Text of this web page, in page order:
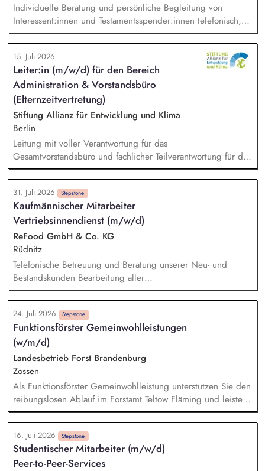
Individuelle Beratung und persönliche Begleitung von
Interessent:innen und Testamentsspender:innen telefonisch,
per E-Mail sowie bei persönlichen Gesprächen. Strategische
Weiterentwicklung des Erbschaftsfundraisings und der Donor
Journeys – von der Lead-Akquise über Stewardship bis hin
zur individuellen Förder:innen-Kommunikation. Systematische
Planung, Steuerung und Umsetzung von Werbemaßnahmen,
Nachlass-Mailings oder Telefonie-Aktionen sowie die
Durchführung von analogen und digitalen Veranstaltungen.
15. Juli 2026
Leiter:in (m/w/d) für den Bereich
Administration & Vorstandsbüro
(Elternzeitvertretung)
Stiftung Allianz für Entwicklung und Klima
Berlin
Leitung mit voller Verantwortung für das
Gesamtvorstandsbüro und fachlicher Teilverantwortung für die
Mitarbeitenden der Vorstandsbüros. Budgetsteuerung
Vorstandsbüro. Management des Berichtswesens; Steuerung
und Sicherstellung der fristgerechten Abgabe. Inhaltliche
Vorbereitung, Steuerung, Durchführung und Nachbereitung
von Terminen mit satzungsgemäßen Gremien (Kuratorium,
Beirat). Analyse, Bewertung und Ausarbeitung von
Entscheidungsvorlagen sowie von strategischen und
operativen Aufgabenstellungen.
31. Juli 2026 Stepstone
Kaufmännischer Mitarbeiter
Vertriebsinnendienst (m/w/d)
ReFood GmbH & Co. KG
Rüdnitz
Telefonische Betreuung und Beratung unserer Neu- und
Bestandskunden Bearbeitung aller
kaufmännischen/administrativen Themen im Tagesgeschäft
Unterstützung der Kollegen im Außendienst bei der Pflege
und Qualifizierung der Kundendaten sowie bei der Termin-
und Angebotsverfolgung Erstellung und Prüfung der
monatlichen Provisionsabrechnungen Bearbeitung der
Tagesberichte unserer Außendienstmitarbeiter Pflege der
Kundenanlage & Stammdatenverwaltung Bearbeitung von
Reklamationen und Erarbeitung von Lösungen für
Kundenanliegen
24. Juli 2026 Stepstone
Funktionsförster Gemeinwohlleistungen
(w/m/d)
Landesbetrieb Forst Brandenburg
Zossen
Als Funktionsförster Gemeinwohlleistung unterstützen Sie den
reibungslosen Ablauf im Forstamt Teltow Fläming und leisten
damit einen sinnstiftenden Beitrag für Forstwirtschaft, Umwelt-
und Naturschutz. Planen, Koordinieren und Abstimmen aller
Angelegenheiten des forstlichen Arten-, Biotop- und
Gebietsschutzes im Forstamt und anleiten der
Revierleiter/innen auf diesem Fachgebiet, Zusammenarbeit
16. Juli 2026 Stepstone
Studentischer Mitarbeiter (m/w/d)
Peer-to-Peer-Services